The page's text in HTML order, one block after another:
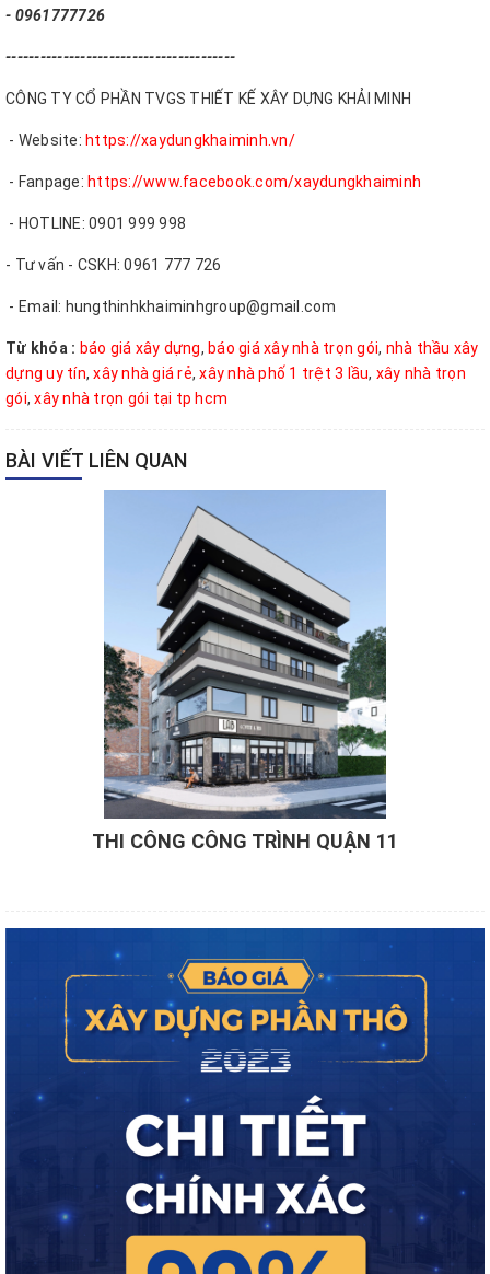
- 0961777726
----------------------------------------
CÔNG TY CỔ PHẦN TVGS THIẾT KẾ XÂY DỰNG KHẢI MINH
- Website: https://xaydungkhaiminh.vn/
- Fanpage: https://www.facebook.com/xaydungkhaiminh
- HOTLINE: 0901 999 998
- Tư vấn - CSKH: 0961 777 726
- Email: hungthinhkhaiminhgroup@gmail.com
Từ khóa : báo giá xây dựng, báo giá xây nhà trọn gói, nhà thầu xây
dựng uy tín,xây nhà giá rẻ,xây nhà phố 1 trệt 3 lầu, xây nhà trọn
gói,xây nhà trọn gói tại tp hcm
BÀI VIẾT LIÊN QUAN
THI CÔNG CÔNG TRÌNH QUẬN 11